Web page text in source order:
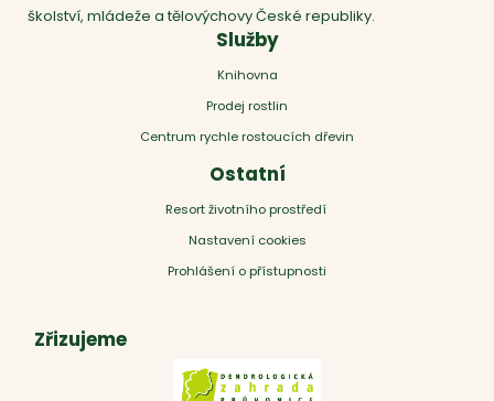
školství, mládeže a tělovýchovy České republiky.
Služby
Knihovna
Prodej rostlin
Centrum rychle rostoucích dřevin
Ostatní
Resort životního prostředí
Nastavení cookies
Prohlášení o přístupnosti
Zřizujeme